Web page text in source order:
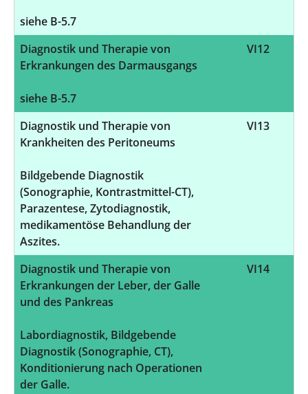
siehe B-5.7
Diagnostik und Therapie von
Erkrankungen des Darmausgangs
siehe B-5.7
VI12
Diagnostik und Therapie von
Krankheiten des Peritoneums
Bildgebende Diagnostik
(Sonographie, Kontrastmittel-CT),
Parazentese, Zytodiagnostik,
medikamentöse Behandlung der
Aszites.
VI13
Diagnostik und Therapie von
Erkrankungen der Leber, der Galle
und des Pankreas
Labordiagnostik, Bildgebende
Diagnostik (Sonographie, CT),
Konditionierung nach Operationen
der Galle.
VI14